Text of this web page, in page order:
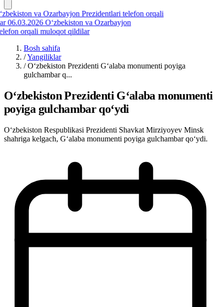
va Ozarbayjon Prezidentlari telefon orqali
06.03.2026 O‘zbekiston va Ozarbayjon
orqali muloqot qildilar
Bosh sahifa
/Yangiliklar
/ Oʻzbekiston Prezidenti Gʻalaba monumenti poyiga
gulchambar q...
Oʻzbekiston Prezidenti Gʻalaba monumenti
poyiga gulchambar qoʻydi
Oʻzbekiston Respublikasi Prezidenti Shavkat Mirziyoyev Minsk
shahriga kelgach, Gʻalaba monumenti poyiga gulchambar qoʻydi.